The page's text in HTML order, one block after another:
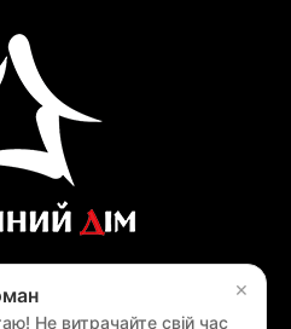
ВІДПОВІДІ
Не витрачайте свій час
×